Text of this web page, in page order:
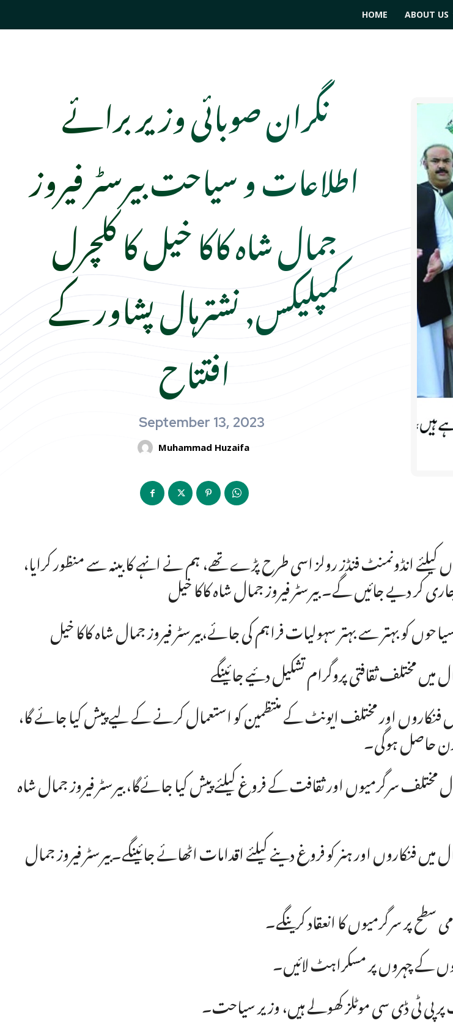
HOME ABOUT US
نگران صوبائی وزیر برائے
اطلاعات و سیاحت بیرسٹر فیروز
جمال شاہ کاکا خیل کا کلچرل
کمپلیکس, نشترہال پشاور کے
افتتاح
September 13, 2023
Muhammad Huzaifa
کر دیے جائیں گے۔ بیرسٹر فیروز جمال شاہ کاکا خیل
کو بہتر سے بہتر سہولیات فراہم کی جائے،بیرسٹر فیروز جمال شاہ کاکا خیل
حاصل ہوگی۔
مختلف سرگرمیوں اور ثقافت کے فروغ کیلئے پیش کیا جائےگا، بیرسٹر فیروز جمال شاہ
سطح پر سرگرمیوں کا انعقاد کرینگے۔
کے چہروں پر مسکراہٹ لائیں۔
پر پی ٹی ڈی سی موٹلز کھولے ہیں، وزیر سیاحت۔